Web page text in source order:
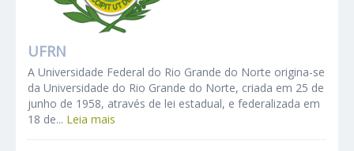
UFRN
A Universidade Federal do Rio Grande do Norte origina-se
da Universidade do Rio Grande do Norte, criada em 25 de
junho de 1958, através de lei estadual, e federalizada em
18 de... Leia mais